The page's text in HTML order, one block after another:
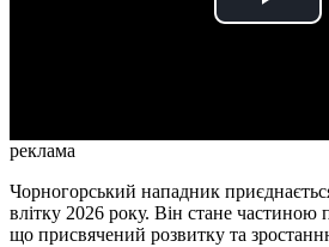
Play
реклама
Чорногорський нападник
влітку 2026 року. Він стане частиною
що присвячений розвитку та